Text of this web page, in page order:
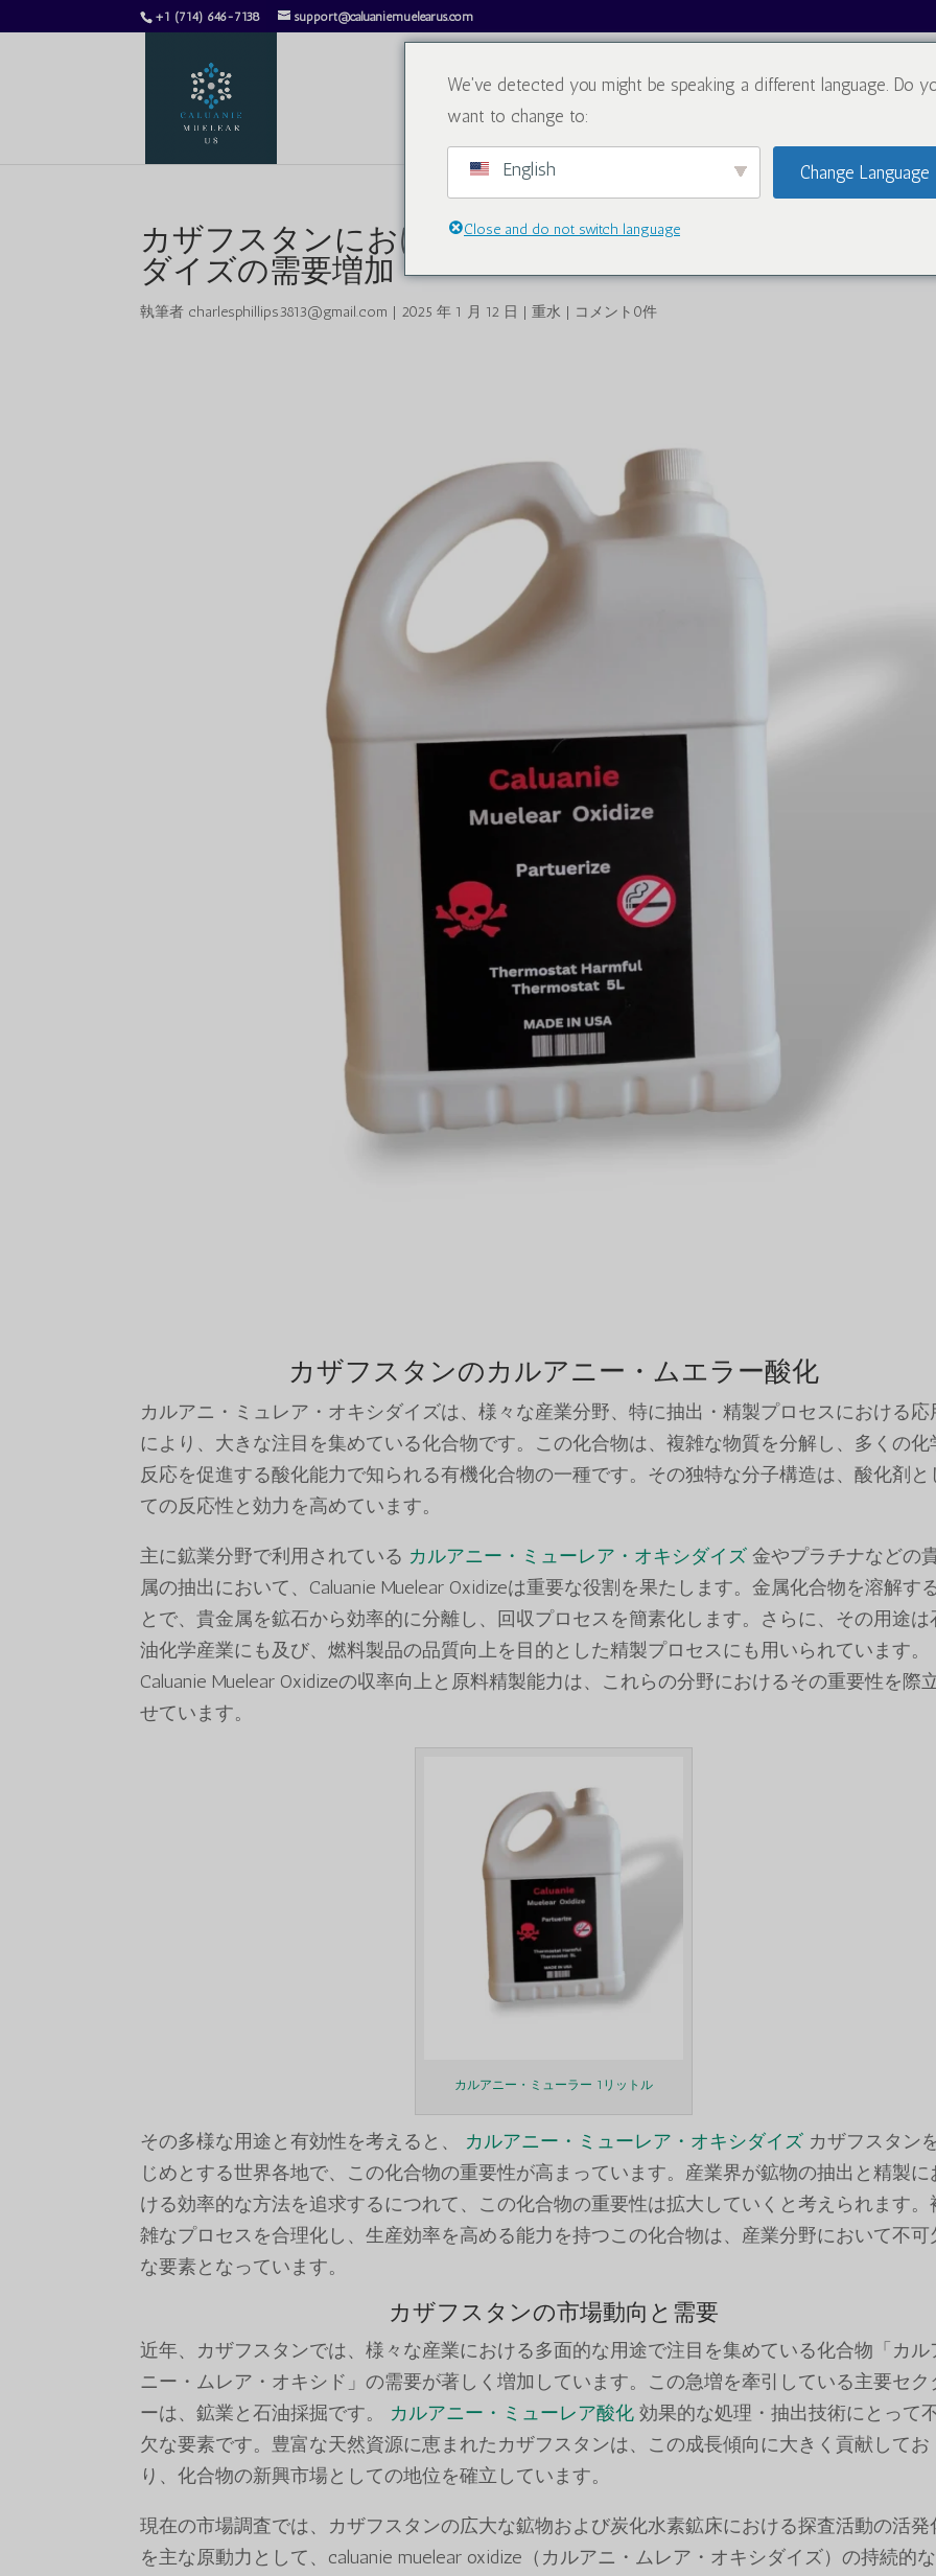
+1 (714) 646-7138 support@caluaniemuelearus.com
私たちについて カタログ ブロ
カザフスタンにおけるカルアニー・ミューレア・オキシ
ダイズの需要増加
執筆者 charlesphillips3813@gmail.com | 2025 年 1 月 12 日 |重水 | コメント0件
カザフスタンのカルアニー・ムエラー酸化
カルアニ・ミュレア・オキシダイズは、様々な産業分野、特に抽出・精製プロセスにおける応
により、大きな注目を集めている化合物です。この化合物は、複雑な物質を分解し、多くの化
反応を促進する酸化能力で知られる有機化合物の一種です。その独特な分子構造は、酸化剤と
ての反応性と効力を高めています。
主に鉱業分野で利用されている カルアニー・ミューレア・オキシダイズ 金やプラチナなどの
属の抽出において、Caluanie Muelear Oxidizeは重要な役割を果たします。金属化合物を溶解す
とで、貴金属を鉱石から効率的に分離し、回収プロセスを簡素化します。さらに、その用途は
油化学産業にも及び、燃料製品の品質向上を目的とした精製プロセスにも用いられています。
Caluanie Muelear Oxidizeの収率向上と原料精製能力は、これらの分野におけるその重要性を際
せています。
カルアニー・ミューラー 1リットル
その多様な用途と有効性を考えると、 カルアニー・ミューレア・オキシダイズ カザフスタン
じめとする世界各地で、この化合物の重要性が高まっています。産業界が鉱物の抽出と精製に
ける効率的な方法を追求するにつれて、この化合物の重要性は拡大していくと考えられます。
雑なプロセスを合理化し、生産効率を高める能力を持つこの化合物は、産業分野において不可
な要素となっています。
カザフスタンの市場動向と需要
近年、カザフスタンでは、様々な産業における多面的な用途で注目を集めている化合物「カル
ニー・ムレア・オキシド」の需要が著しく増加しています。この急増を牽引している主要セク
ーは、鉱業と石油採掘です。 カルアニー・ミューレア酸化 効果的な処理・抽出技術にとって
欠な要素です。豊富な天然資源に恵まれたカザフスタンは、この成長傾向に大きく貢献してお
り、化合物の新興市場としての地位を確立しています。
現在の市場調査では、カザフスタンの広大な鉱物および炭化水素鉱床における探査活動の活発
を主な原動力として、caluanie muelear oxidize（カルアニ・ムレア・オキシダイズ）の持続的
We've detected you might be speaking a different language. Do
want to change to:
English Change Language
Close and do not switch language